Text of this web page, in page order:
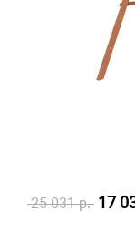
25 031 р. 17